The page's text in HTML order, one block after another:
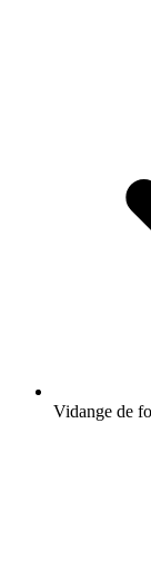
Vidange de